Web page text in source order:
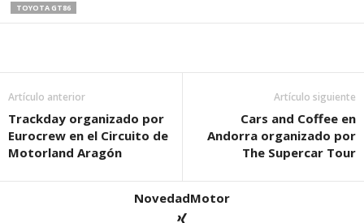
TOYOTA GT86
Artículo anterior
Trackday organizado por
Eurocrew en el Circuito de
Motorland Aragón
Artículo siguiente
Cars and Coffee en
Andorra organizado por
The Supercar Tour
NovedadMotor